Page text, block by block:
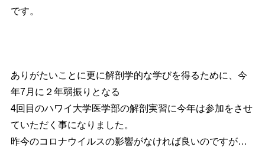
です。
ありがたいことに更に解剖学的な学びを得るために、今
年7月に２年弱振りとなる
4回目のハワイ大学医学部の解剖実習に今年は参加をさせ
ていただく事になりました。
昨今のコロナウイルスの影響がなければ良いのですが…